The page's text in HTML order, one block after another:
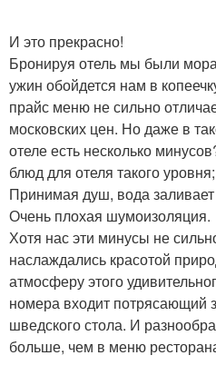
И это прекрасно!
Бронируя отель мы были
ужин обойдется нам в
прайс меню не сильно
московских цен. Но даже в
отеле есть несколько
блюд для отеля такого
Принимая душ, вода
Очень плохая шумоизоляция.
Хотя нас эти минусы не
наслаждались красотой
атмосферу этого
номера входит потрясающий
шведского стола. И
больше, чем в меню